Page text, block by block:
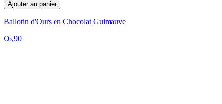
Ajouter au panier
Ballotin d'Ours en Chocolat Guimauve
€6,90